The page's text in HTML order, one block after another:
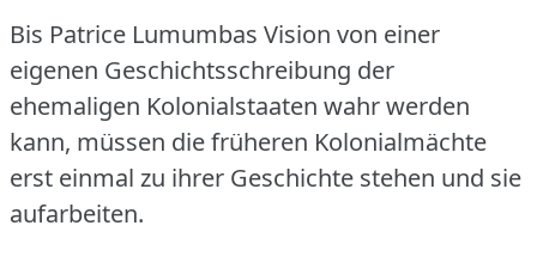
Bis Patrice Lumumbas Vision von einer
eigenen Geschichtsschreibung der
ehemaligen Kolonialstaaten wahr werden
kann, müssen die früheren Kolonialmächte
erst einmal zu ihrer Geschichte stehen und sie
aufarbeiten.